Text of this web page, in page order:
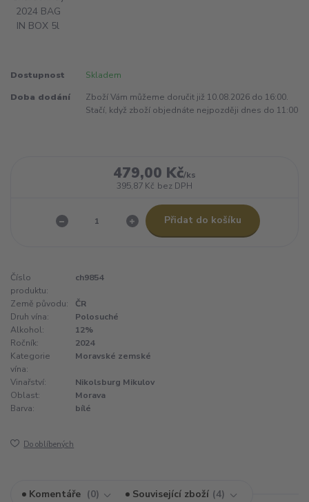
Dostupnost Skladem
Doba dodání
Zboží Vám můžeme doručit již 10.08.2026 do 16:00.
Stačí, když zboží objednáte nejpozději dnes do 11:00
479,00 Kč/ks
395,87 Kč bez DPH
Přidat do košíku
Číslo
produktu:
ch9854
Země původu:
ČR
Druh vína:
Polosuché
Alkohol:
12%
Ročník:
2024
Kategorie
vína:
Moravské zemské
Vinařství:
Nikolsburg Mikulov
Oblast:
Morava
Barva:
bílé
Do oblíbených
Komentáře 0 Související zboží 4